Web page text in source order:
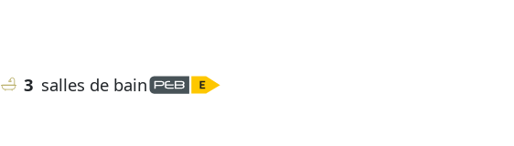
3 salles de bain